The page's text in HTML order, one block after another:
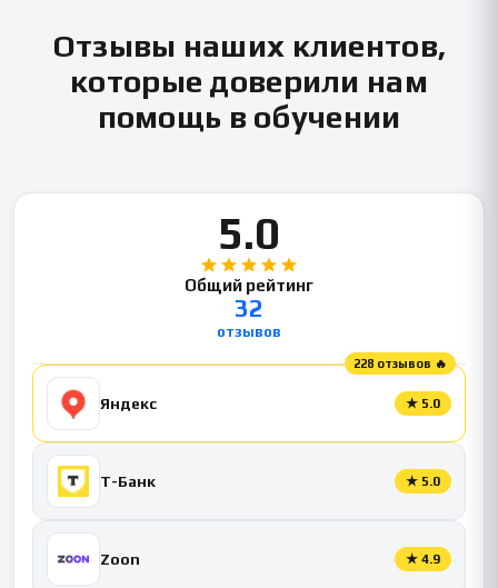
Отзывы наших клиентов,
которые доверили нам
помощь в обучении
5.0
Общий рейтинг
32
отзывов
228 отзывов 🔥
Яндекс ★ 5.0
Т-Банк ★ 5.0
Zoon ★ 4.9